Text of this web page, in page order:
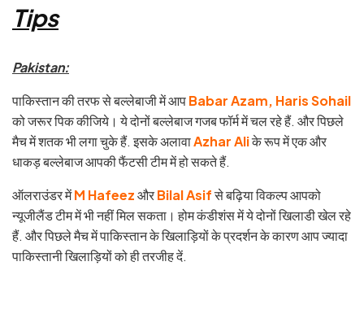
Tips
Pakistan:
पाकिस्तान की तरफ से बल्लेबाजी में आपBabar Azam, Haris Sohail
को जरूर पिक कीजिये। ये दोनों बल्लेबाज गजब फॉर्म में चल रहे हैं. और पिछले
मैच में शतक भी लगा चुके हैं. इसके अलावाAzhar Aliके रूप में एक और
धाकड़ बल्लेबाज आपकी फैंटसी टीम में हो सकते हैं.
ऑलराउंडर मेंM HafeezऔरBilal Asifसे बढ़िया विकल्प आपको
न्यूजीलैंड टीम में भी नहीं मिल सकता। होम कंडीशंस में ये दोनों खिलाडी खेल रहे
हैं. और पिछले मैच में पाकिस्तान के खिलाड़ियों के प्रदर्शन के कारण आप ज्यादा
पाकिस्तानी खिलाड़ियों को ही तरजीह दें.